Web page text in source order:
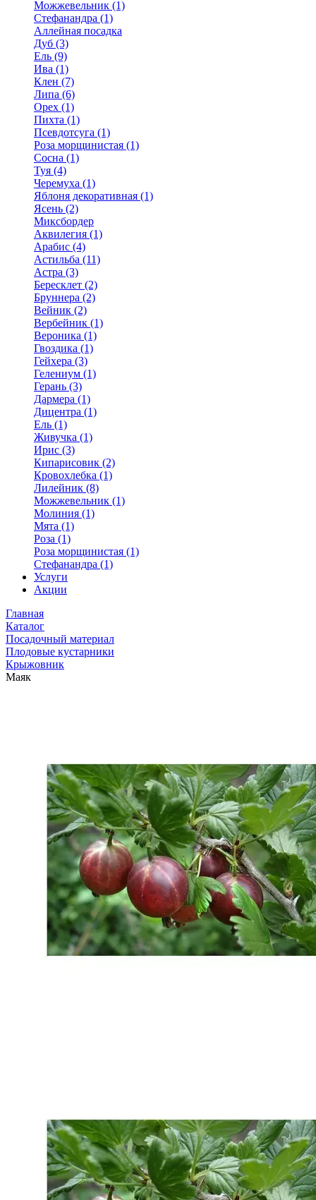
Можжевельник (1)
Стефанандра (1)
Аллейная посадка
Дуб (3)
Ель (9)
Ива (1)
Клен (7)
Липа (6)
Орех (1)
Пихта (1)
Псевдотсуга (1)
Роза морщинистая (1)
Сосна (1)
Туя (4)
Черемуха (1)
Яблоня декоративная (1)
Ясень (2)
Миксбордер
Аквилегия (1)
Арабис (4)
Астильба (11)
Астра (3)
Бересклет (2)
Бруннера (2)
Вейник (2)
Вербейник (1)
Вероника (1)
Гвоздика (1)
Гейхера (3)
Гелениум (1)
Герань (3)
Дармера (1)
Дицентра (1)
Ель (1)
Живучка (1)
Ирис (3)
Кипарисовик (2)
Кровохлебка (1)
Лилейник (8)
Можжевельник (1)
Молиния (1)
Мята (1)
Роза (1)
Роза морщинистая (1)
Стефанандра (1)
Услуги
Акции
Главная
Каталог
Посадочный материал
Плодовые кустарники
Крыжовник
Маяк